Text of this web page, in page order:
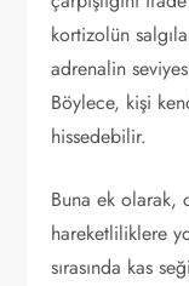
kortizolün
adrenalin
Böylece, kişi
hissedebilir.
Buna ek olarak,
hareketliliklere
sırasında kas